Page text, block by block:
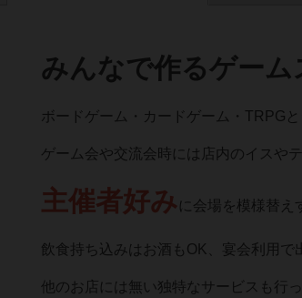
みんなで作るゲーム
ボードゲーム・カードゲーム・TRPG
ゲーム会や交流会時には店内のイスや
主催者好み に会場を模様替え
飲食持ち込みはお酒もOK、宴会利用で
他のお店には無い独特なサービスも行っ